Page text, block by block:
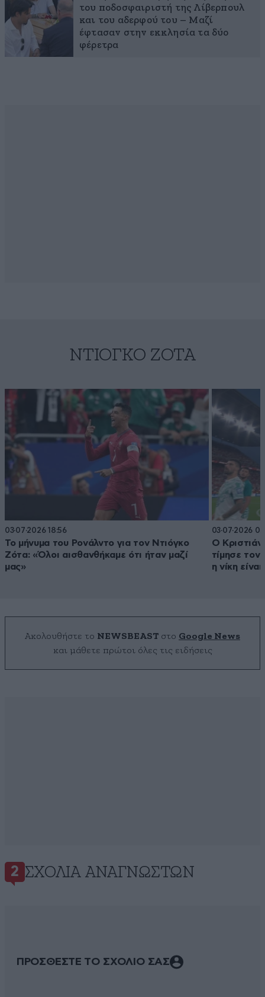
του ποδοσφαιριστή της Λίβερπουλ
και του αδερφού του – Μαζί
έφτασαν στην εκκλησία τα δύο
φέρετρα
ΝΤΙΌΓΚΟ ΖΌΤΑ
03·07·2026 18:56
Το μήνυμα του Ρονάλντο για τον Ντιόγκο
Ζότα: «Όλοι αισθανθήκαμε ότι ήταν μαζί
μας»
03·07·2026
Ο
τίμησε
η νίκη
Ακολουθήστε το NEWSBEAST στο Google News
και μάθετε πρώτοι όλες τις ειδήσεις
2 ΣΧΌΛΙΑ ΑΝΑΓΝΩΣΤΏΝ
ΠΡΟΣΘΕΣΤΕ ΤΟ ΣΧΟΛΙΟ ΣΑΣ